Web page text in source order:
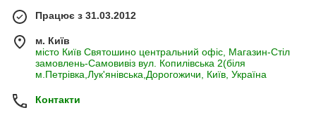
Працює з 31.03.2012
м. Київ
місто Київ Святошино центральний офіс, Магазин-Стіл
замовлень-Самовивіз вул. Копилівська 2(біля
м.Петрівка,Лук'янівська,Дорогожичи, Київ, Україна
Контакти